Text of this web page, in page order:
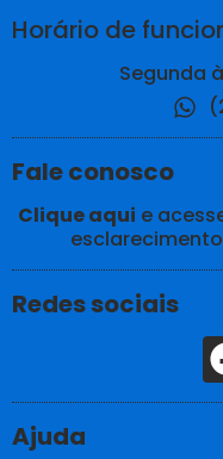
Horário de
Segunda
Fale conosco
Clique aqui e
Redes sociais
Ajuda